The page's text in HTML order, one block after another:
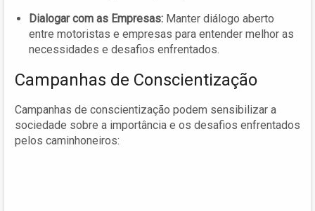
Dialogar com as Empresas: Manter diálogo aberto
entre motoristas e empresas para entender melhor as
necessidades e desafios enfrentados.
Campanhas de Conscientização
Campanhas de conscientização podem sensibilizar a
sociedade sobre a importância e os desafios enfrentados
pelos caminhoneiros: